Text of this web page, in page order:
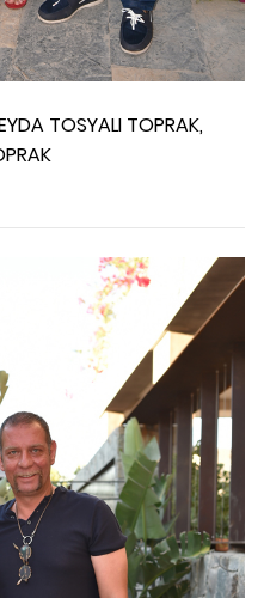
TOSYALI TOPRAK,